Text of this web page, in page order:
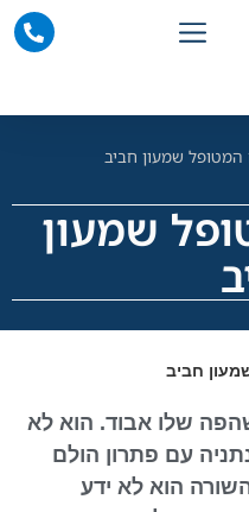
המטופל שמעון חביב
שמעון
חביב
שלו אבוד. הוא לא
עם פתרון הולם
הוא לא ידע